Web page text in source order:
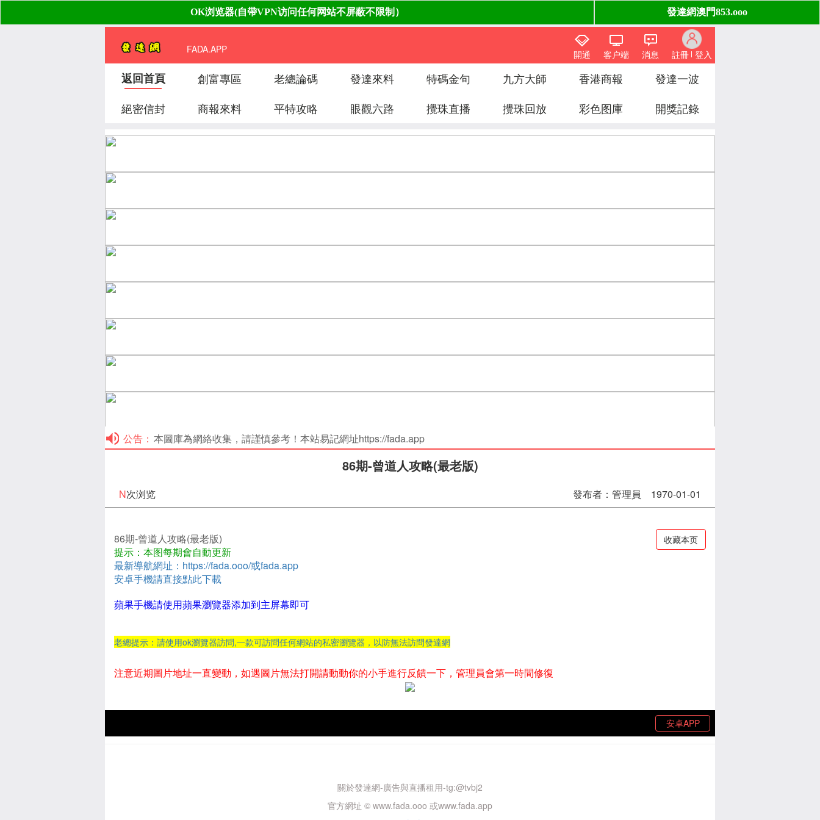
FADA.APP 註冊 登入
消息
客户端
開通
返回首頁 創富專區 老總論碼 發達來料 特碼金句 九方大師 香港商報
發達一波
絕密信封
商報來料 平特攻略 眼觀六路 攪珠直播 攪珠回放 彩色图庫 開獎記錄
公告： 本圖庫為網絡收集，請謹慎參考！本站易記網址https://fada.app
86期-曾道人攻略(最老版)
N次浏览 發布者：管理員 1970-01-01
86期-曾道人攻略(最老版) 收藏本页
提示：本图每期會自動更新
最新導航網址：https://fada.ooo/或fada.app
安卓手機請直接點此下載
蘋果手機請使用蘋果瀏覽器添加到主屏幕即可
老總提示：請使用ok瀏覽器訪問,一款可訪問任何網站的私密瀏覽器，以防無法訪問發達網
注意近期圖片地址一直變動，如遇圖片無法打開請動動你的小手進行反饋一下，管理員會第一時間修復
安卓APP
關於發達網-廣告與直播租用-tg:@tvbj2
官方網址 © www.fada.ooo 或www.fada.app